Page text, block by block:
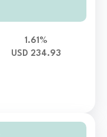
1.61%
USD 234.93